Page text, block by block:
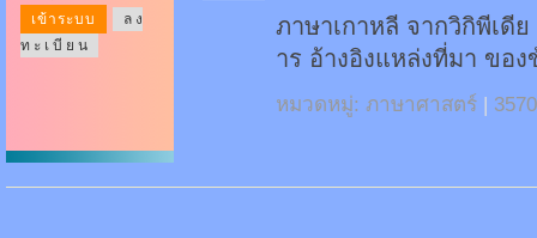
ล ง
ท ะ เ บี ย น
ภาษาเกาหลี จากวิกิพีเดี
าร อ้างอิงแหล่งที่มา ขอ
หมวดหมู่: ภาษาศาสตร์ |